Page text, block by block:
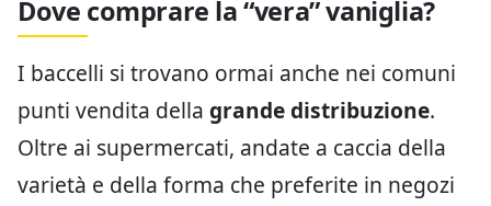
Dove comprare la “vera” vaniglia?
I baccelli si trovano ormai anche nei comuni
punti vendita della grande distribuzione.
Oltre ai supermercati, andate a caccia della
varietà e della forma che preferite in negozi